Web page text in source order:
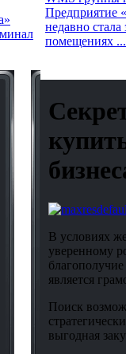
Предприятие
недавно
помещениях ...
В условиях
уверенному
является
Поиск
выгодная